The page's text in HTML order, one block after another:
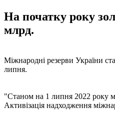
На початку року
млрд.
Міжнародні резерви України
липня.
"Станом на 1 липня 2022 року
Активізація надходження